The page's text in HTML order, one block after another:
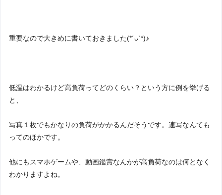
重要なので大きめに書いておきました(*´ᴗ`*)♪
低温はわかるけど高負荷ってどのくらい？という方に例を挙げる
と、
写真１枚でもかなりの負荷がかかるんだそうです。連写なんても
ってのほかです。
他にもスマホゲームや、動画鑑賞なんかが高負荷なのは何となく
わかりますよね。